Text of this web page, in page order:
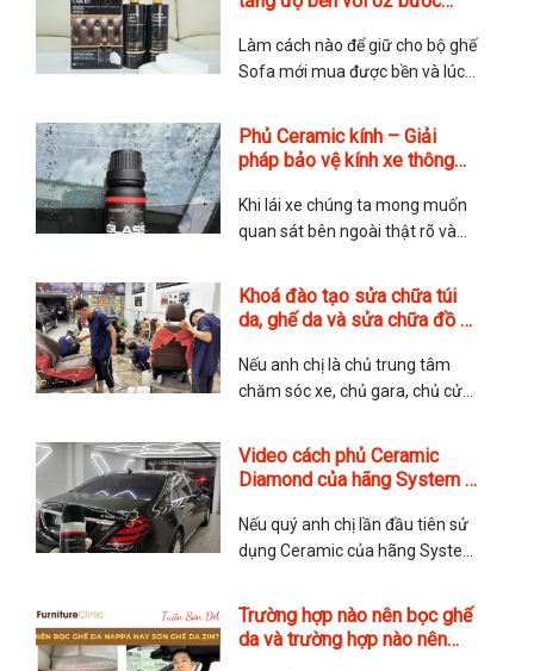
Clinic
Làm cách nào để giữ cho bộ ghế
Sofa mới mua được bền và lúc
rất nhiều quý anh chị khi tìm đến
với TMA Store. Các chăm sóc
ghế da có phức tạp không?
Thực tế thì rất đơn giản nhưng
Phủ Ceramic kính – Giải
pháp bảo vệ kính xe thông
Khi lái xe chúng ta mong muốn
quan sát bên ngoài thật rõ và
quyết định bởi lớp kính của xe,
nếu kính ố mờ, dễ bị xước thì
không chỉ ảnh hưởng đến độ
thẩm mỹ mà còn cả tính an toàn
của
Khoá đào tạo sửa chữa túi
da, ghế da và sửa chữa đồ da
Nếu anh chị là chủ trung tâm
chăm sóc xe, chủ gara, chủ cửa
thêm dịch vụ sửa chữa nội thất,
sửa chữa ghế da hoặc sửa chữa
túi da và đồ da để gia tăng dịch
vụ. Hay những anh chị yêu thích
Video cách phủ Ceramic
Diamond của hãng System X
Nếu quý anh chị lần đầu tiên sử
dụng Ceramic của hãng System
phủ Ceramic này. TMA Store
hướng dẫn chi tiết cách phủ
Ceramic và các lưu ý khi phủ.
Trường hợp nào nên bọc ghế
da và trường hợp nào nên